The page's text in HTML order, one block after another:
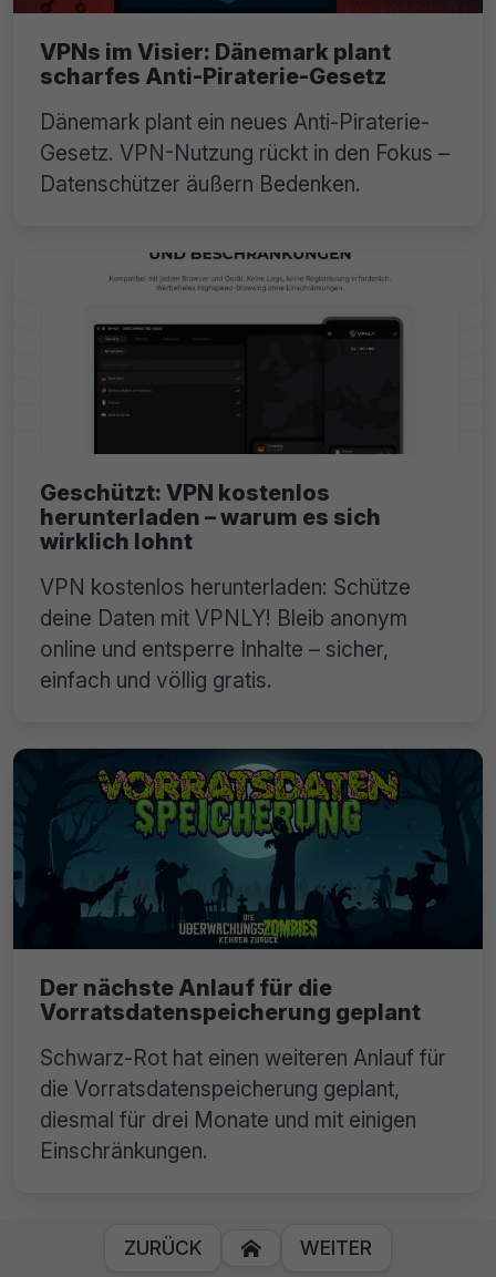
VPNs im Visier: Dänemark plant
scharfes Anti-Piraterie-Gesetz
Dänemark plant ein neues Anti-Piraterie-
Gesetz. VPN-Nutzung rückt in den Fokus –
Datenschützer äußern Bedenken.
Geschützt: VPN kostenlos
herunterladen – warum es sich
wirklich lohnt
VPN kostenlos herunterladen: Schütze
deine Daten mit VPNLY! Bleib anonym
online und entsperre Inhalte – sicher,
einfach und völlig gratis.
Der nächste Anlauf für die
Vorratsdatenspeicherung geplant
Schwarz-Rot hat einen weiteren Anlauf für
die Vorratsdatenspeicherung geplant,
diesmal für drei Monate und mit einigen
Einschränkungen.
ZURÜCK  WEITER